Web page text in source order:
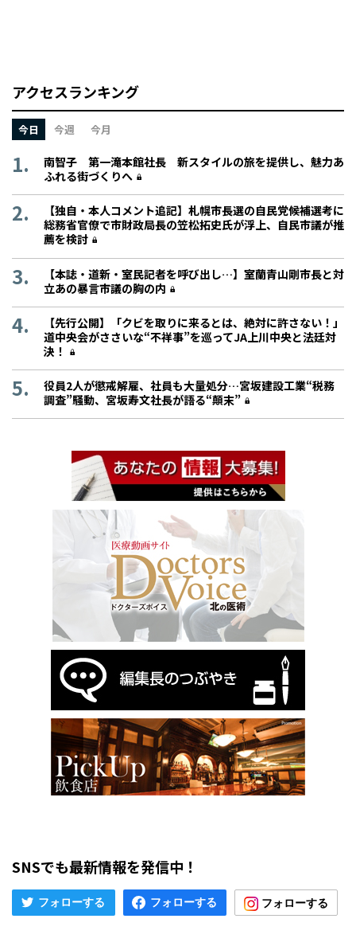
アクセスランキング
今日 今週 今月
南智子 第一滝本館社長 新スタイルの旅を提供し、魅力あ
ふれる街づくりへ
【独自・本人コメント追記】札幌市長選の自民党候補選考に
総務省官僚で市財政局長の笠松拓史氏が浮上、自民市議が推
薦を検討
【本誌・道新・室民記者を呼び出し…】室蘭青山剛市長と対
立あの暴言市議の胸の内
【先行公開】「クビを取りに来るとは、絶対に許さない！」
道中央会がささいな“不祥事”を巡ってJA上川中央と法廷対
決！
役員2人が懲戒解雇、社員も大量処分…宮坂建設工業“税務
調査”騒動、宮坂寿文社長が語る“顛末”
SNSでも最新情報を発信中！